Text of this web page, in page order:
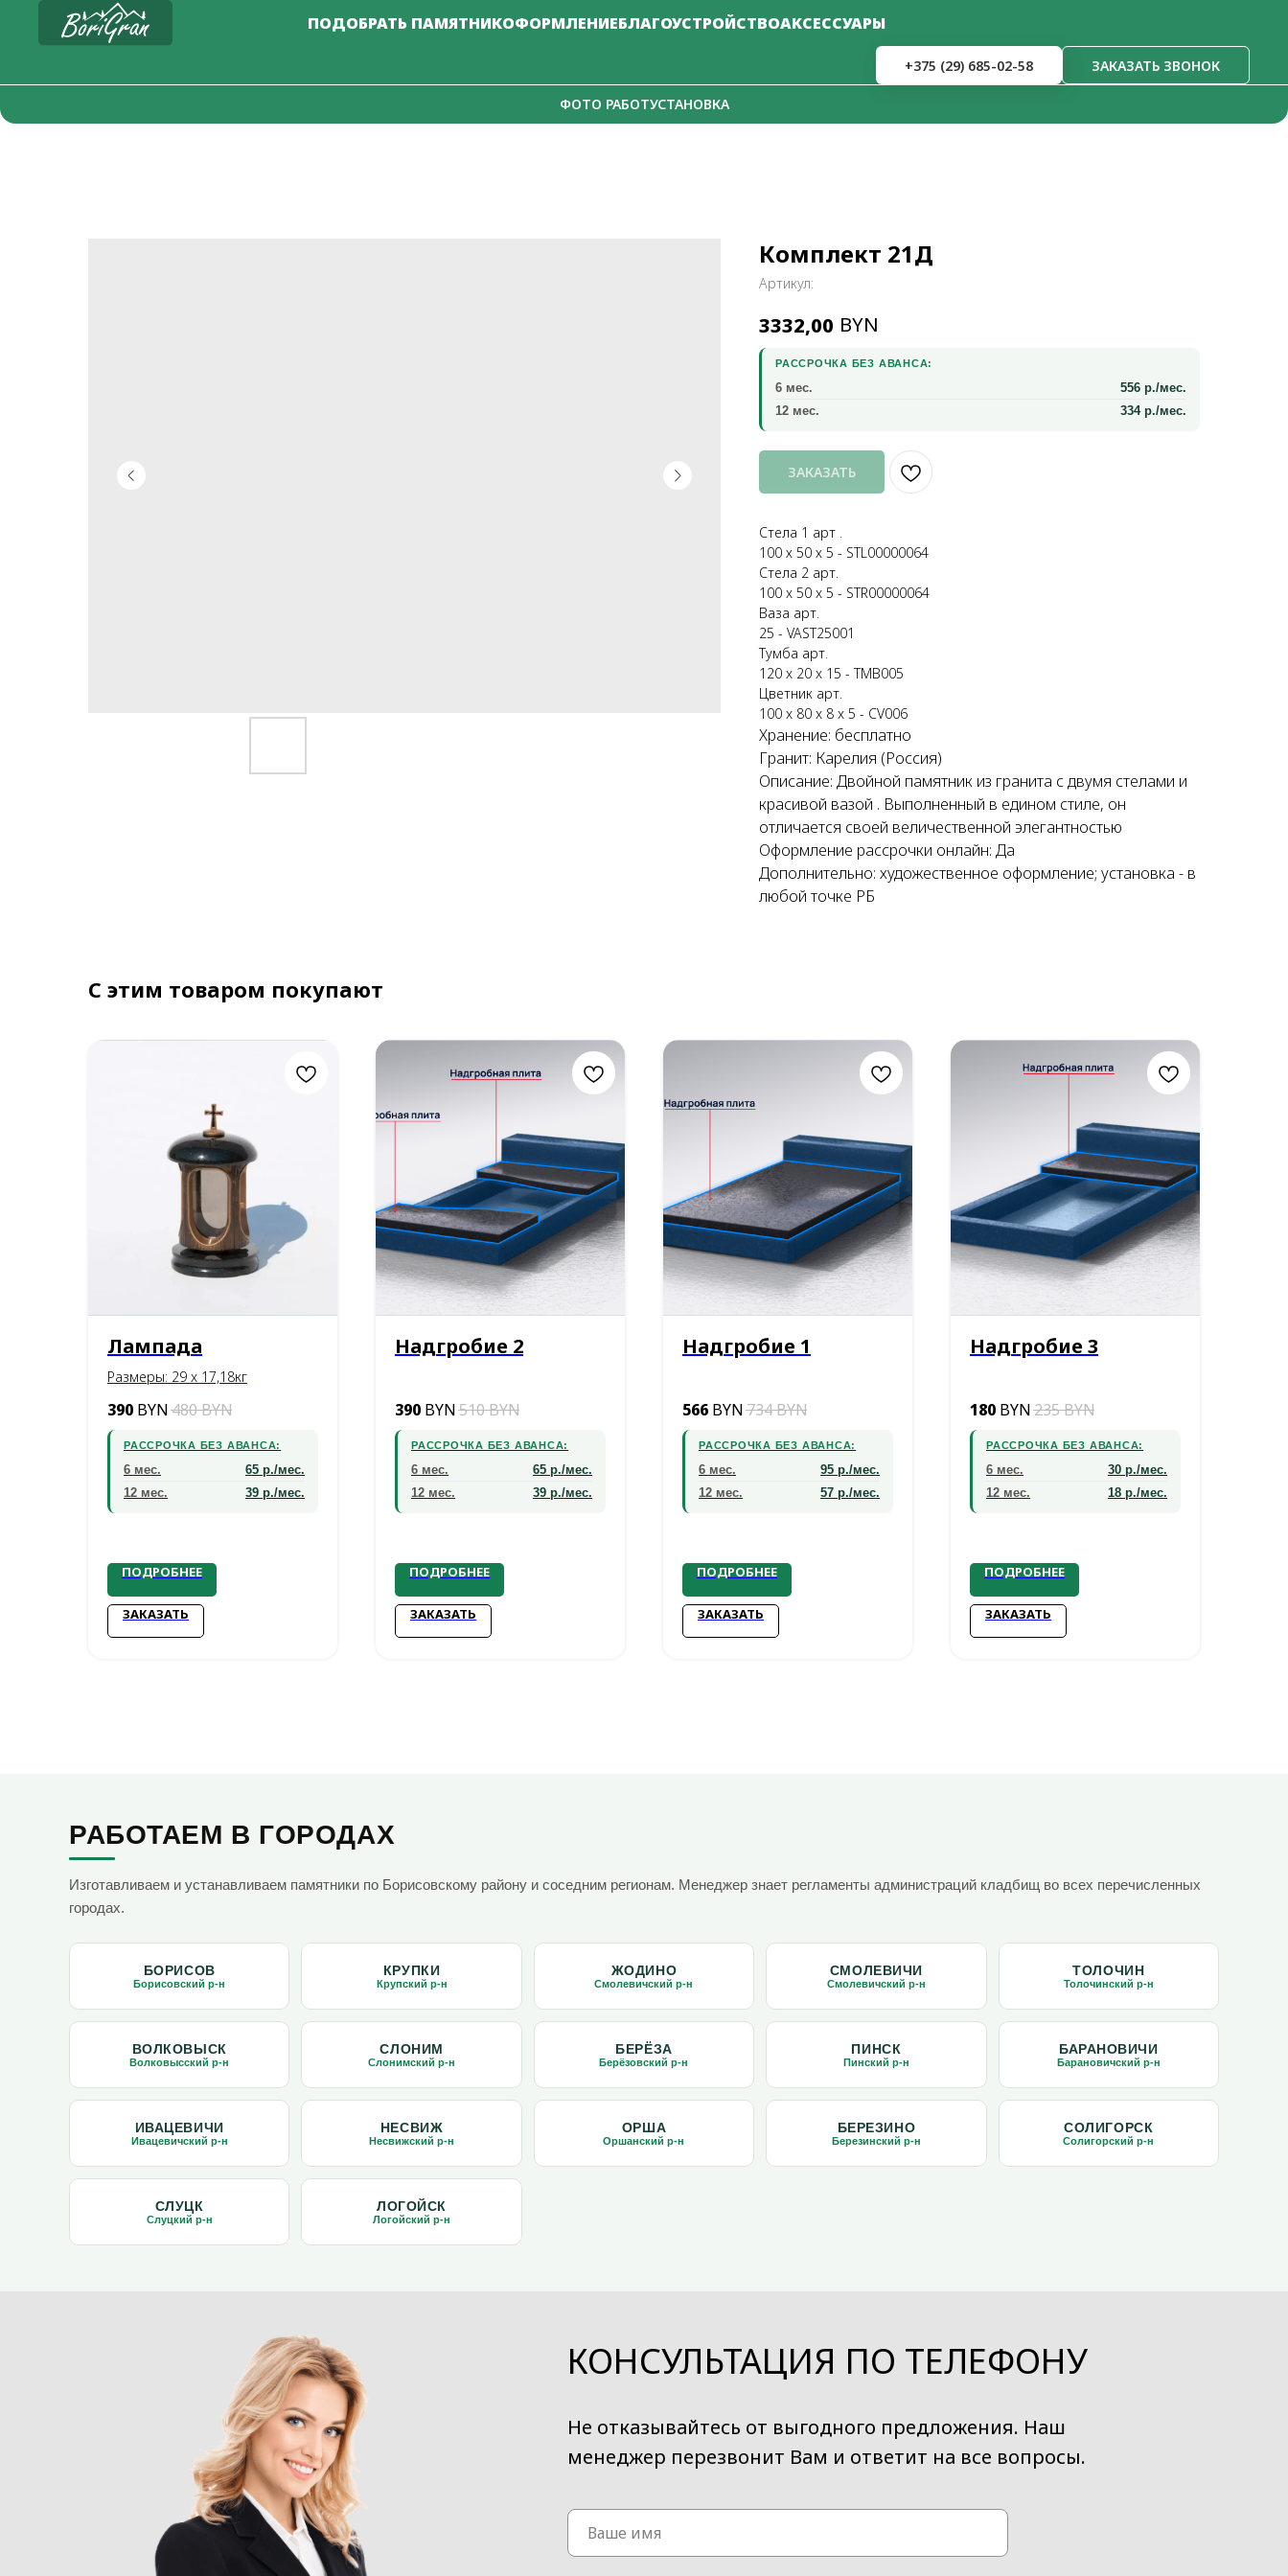
ПОДОБРАТЬ ПАМЯТНИКОФОРМЛЕНИЕБЛАГОУСТРОЙСТВОАКСЕССУАРЫ
+375 (29) 685-02-58 ЗАКАЗАТЬ ЗВОНОК
ФОТО РАБОТУСТАНОВКА
Комплект 21Д
Артикул:
3332,00 BYN
РАССРОЧКА БЕЗ АВАНСА:
6 мес.
556 р./мес.
12 мес.
334 р./мес.
ЗАКАЗАТЬ
Стела 1 арт .
100 х 50 х 5 - STL00000064
Стела 2 арт.
100 x 50 x 5 - STR00000064
Ваза арт.
25 - VAST25001
Тумба арт.
120 x 20 x 15 - TMB005
Цветник арт.
100 x 80 x 8 x 5 - CV006
Хранение: бесплатно
Гранит: Карелия (Россия)
Описание: Двойной памятник из гранита с двумя стелами и
красивой вазой . Выполненный в едином стиле, он
отличается своей величественной элегантностью
Оформление рассрочки онлайн: Да
Дополнительно: художественное оформление; установка - в
любой точке РБ
С этим товаром покупают
Лампада
Размеры: 29 x 17,18кг
390 BYN480BYN
РАССРОЧКА БЕЗ АВАНСА:
6 мес.
65 р./мес.
12 мес.
39 р./мес.
ПОДРОБНЕЕ
ЗАКАЗАТЬ
Надгробие 2
390 BYN510BYN
РАССРОЧКА БЕЗ АВАНСА:
6 мес.
65 р./мес.
12 мес.
39 р./мес.
ПОДРОБНЕЕ
ЗАКАЗАТЬ
Надгробие 1
566 BYN734BYN
РАССРОЧКА БЕЗ АВАНСА:
6 мес.
95 р./мес.
12 мес.
57 р./мес.
ПОДРОБНЕЕ
ЗАКАЗАТЬ
Надгробие 3
180 BYN235BYN
РАССРОЧКА БЕЗ АВАНСА:
6 мес.
30 р./мес.
12 мес.
18 р./мес.
ПОДРОБНЕЕ
ЗАКАЗАТЬ
РАБОТАЕМ В ГОРОДАХ
Изготавливаем и устанавливаем памятники по Борисовскому району и соседним регионам. Менеджер знает регламенты администраций кладбищ во всех перечисленных
городах.
БОРИСОВ
Борисовский р-н
КРУПКИ
Крупский р-н
ЖОДИНО
Смолевичский р-н
СМОЛЕВИЧИ
Смолевичский р-н
ТОЛОЧИН
Толочинский р-н
ВОЛКОВЫСК
Волковысский р-н
СЛОНИМ
Слонимский р-н
БЕРЁЗА
Берёзовский р-н
ПИНСК
Пинский р-н
БАРАНОВИЧИ
Барановичский р-н
ИВАЦЕВИЧИ
Ивацевичский р-н
НЕСВИЖ
Несвижский р-н
ОРША
Оршанский р-н
БЕРЕЗИНО
Березинский р-н
СОЛИГОРСК
Солигорский р-н
СЛУЦК
Слуцкий р-н
ЛОГОЙСК
Логойский р-н
КОНСУЛЬТАЦИЯ ПО ТЕЛЕФОНУ
Не отказывайтесь от выгодного предложения. Наш
менеджер перезвонит Вам и ответит на все вопросы.